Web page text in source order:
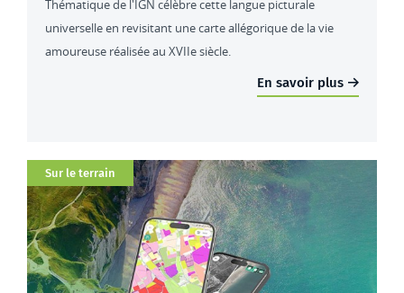
Thématique de l'IGN célèbre cette langue picturale
universelle en revisitant une carte allégorique de la vie
amoureuse réalisée au XVIIe siècle.
En savoir plus
Catégorie
Sur le terrain